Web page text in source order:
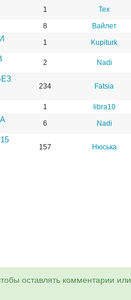
1 Tex
8 Вайлет
1 Kupiturk
2 Nadi
234 Fatsia
1 libra10
6 Nadi
157 Нюська
оставлять комментарии или